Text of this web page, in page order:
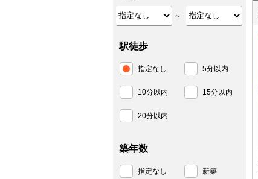
～
駅徒歩
指定なし 5分以内
10分以内 15分以内
20分以内
築年数
指定なし 新築